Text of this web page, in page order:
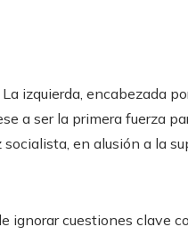
izquierda, encabezada
a ser la primera fuerza
en alusión a la
ignorar cuestiones clave